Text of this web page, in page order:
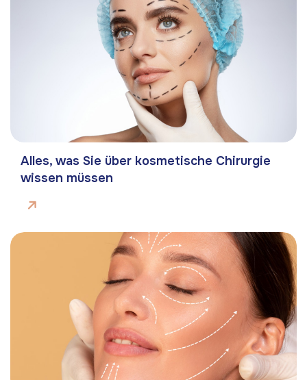
Alles, was Sie über kosmetische Chirurgie
wissen müssen